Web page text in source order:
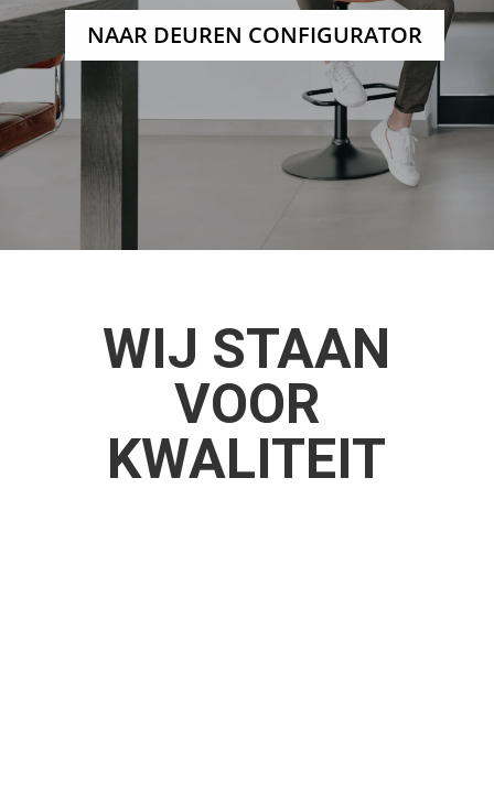
NAAR DEUREN CONFIGURATOR
WIJ STAAN
VOOR
KWALITEIT